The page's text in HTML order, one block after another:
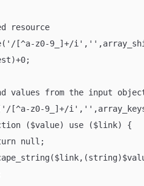
resource
[^a-z0-9_]+/
values from the input
[^a-z0-9_]+/
($value) use ($link) {
null;